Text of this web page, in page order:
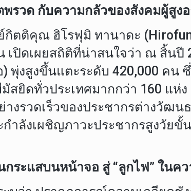
พรวด กับความกลัวของสังคมผู้สูง
กิตติคุณ ฮิโรฟุมิ ทานาดะ
เปิดเผยสถิติที่น่าสนใจว่า ณ สิ้น
พุ่งสูงขึ้นแตะระดับ 420,000 คน ซึ่
สยิดทั่วประเทศมากกว่า 160 แห่ง
างรวดเร็วของประชากรต่างวัฒน
กำลังเผชิญภาวะประชากรสูงวัย
กระแสบนหน้าจอ สู่ “ลูกไฟ” ในคว